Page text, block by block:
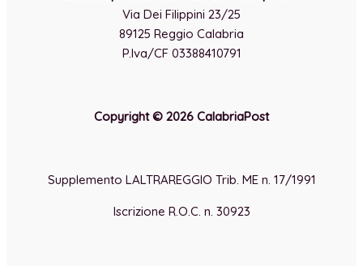
Via Dei Filippini 23/25
89125 Reggio Calabria
P.Iva/CF 03388410791
Copyright © 2026 CalabriaPost
Supplemento LALTRAREGGIO Trib. ME n. 17/1991
Iscrizione R.O.C. n. 30923